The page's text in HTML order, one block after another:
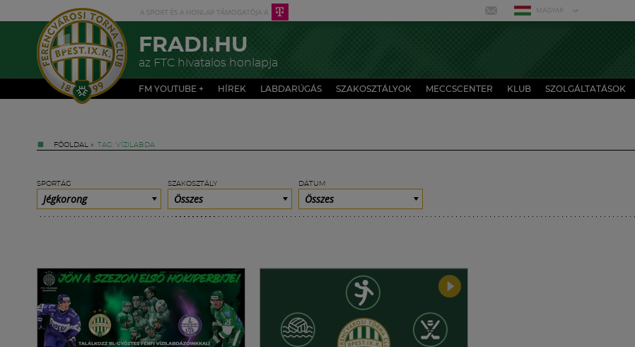
MAGYAR
FRADI.HU
az FTC hivatalos honlapja
FM YOUTUBE + HÍREK LABDARÚGÁS SZAKOSZTÁLYOK MECCSCENTER KLUB SZOLGÁLTATÁSOK
FŐOLDAL » TAG: VÍZILABDA
SPORTÁG
Jégkorong
SZAKOSZTÁLY
Összes
DÁTUM
Összes